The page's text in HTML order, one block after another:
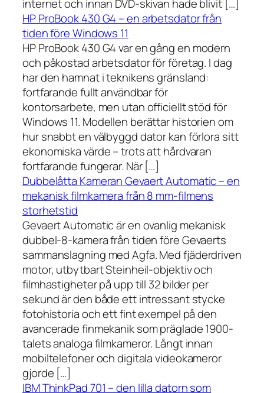
internet och innan DVD-skivan hade blivit […]
HP ProBook 430 G4 – en arbetsdator från
tiden före Windows 11
HP ProBook 430 G4 var en gång en modern
och påkostad arbetsdator för företag. I dag
har den hamnat i teknikens gränsland:
fortfarande fullt användbar för
kontorsarbete, men utan officiellt stöd för
Windows 11. Modellen berättar historien om
hur snabbt en välbyggd dator kan förlora sitt
ekonomiska värde – trots att hårdvaran
fortfarande fungerar. När […]
Dubbelåtta Kameran Gevaert Automatic – en
mekanisk filmkamera från 8 mm-filmens
storhetstid
Gevaert Automatic är en ovanlig mekanisk
dubbel-8-kamera från tiden före Gevaerts
sammanslagning med Agfa. Med fjäderdriven
motor, utbytbart Steinheil-objektiv och
filmhastigheter på upp till 32 bilder per
sekund är den både ett intressant stycke
fotohistoria och ett fint exempel på den
avancerade finmekanik som präglade 1900-
talets analoga filmkameror. Långt innan
mobiltelefoner och digitala videokameror
gjorde […]
IBM ThinkPad 701 – den lilla datorn som